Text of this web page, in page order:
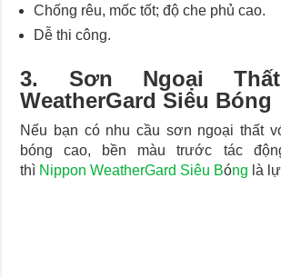
Chống rêu, mốc tốt; độ che phủ cao.
Dễ thi công.
3. Sơn Ngoại
WeatherGard Siêu Bóng
Nếu bạn có nhu cầu sơn ngoại thất
bóng cao, bền màu trước tác
thì Nippon WeatherGard Siêu Bóng là